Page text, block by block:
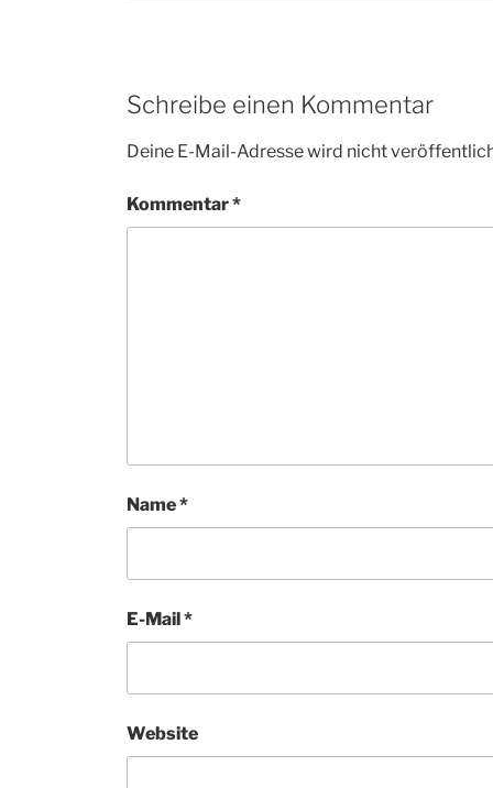
Schreibe einen Kommentar
Deine E-Mail-Adresse wird nicht
Kommentar*
Name*
E-Mail*
Website